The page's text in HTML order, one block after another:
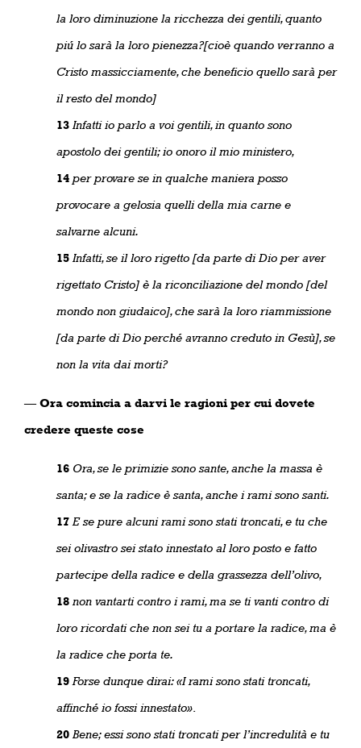
la loro diminuzione la ricchezza dei gentili, quanto
piú lo sarà la loro pienezza?[cioè quando verranno a
Cristo massicciamente, che beneficio quello sarà per
il resto del mondo]
13 Infatti io parlo a voi gentili, in quanto sono
apostolo dei gentili; io onoro il mio ministero,
14 per provare se in qualche maniera posso
provocare a gelosia quelli della mia carne e
salvarne alcuni.
15 Infatti, se il loro rigetto [da parte di Dio per aver
rigettato Cristo] è la riconciliazione del mondo [del
mondo non giudaico], che sarà la loro riammissione
[da parte di Dio perché avranno creduto in Gesù], se
non la vita dai morti?
—Ora comincia a darvi le ragioni per cui dovete
credere queste cose
16 Ora, se le primizie sono sante, anche la massa è
santa; e se la radice è santa, anche i rami sono santi.
17 E se pure alcuni rami sono stati troncati, e tu che
sei olivastro sei stato innestato al loro posto e fatto
partecipe della radice e della grassezza dell’olivo,
18 non vantarti contro i rami, ma se ti vanti contro di
loro ricordati che non sei tu a portare la radice, ma è
la radice che porta te.
19 Forse dunque dirai: «I rami sono stati troncati,
affinché io fossi innestato»
20 Bene; essi sono stati troncati per l’incredulità e tu